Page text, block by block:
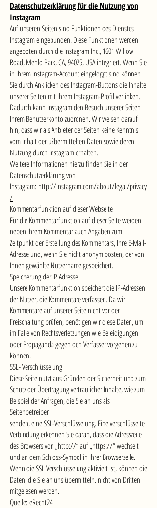
Datenschutzerklärung für die Nutzung von
Instagram
Auf unseren Seiten sind Funktionen des Dienstes
Instagram eingebunden. Diese Funktionen werden
angeboten durch die Instagram Inc., 1601 Willow
Road, Menlo Park, CA, 94025, USA integriert. Wenn Sie
in Ihrem Instagram-Account eingeloggt sind können
Sie durch Anklicken des Instagram-Buttons die Inhalte
unserer Seiten mit Ihrem Instagram-Profil verlinken.
Dadurch kann Instagram den Besuch unserer Seiten
Ihrem Benutzerkonto zuordnen. Wir weisen darauf
hin, dass wir als Anbieter der Seiten keine Kenntnis
vom Inhalt der u?bermittelten Daten sowie deren
Nutzung durch Instagram erhalten.
Weitere Informationen hierzu finden Sie in der
Datenschutzerklärung von
Instagram: http://instagram.com/about/legal/privacy
/
Kommentarfunktion auf dieser Webseite
Für die Kommentarfunktion auf dieser Seite werden
neben Ihrem Kommentar auch Angaben zum
Zeitpunkt der Erstellung des Kommentars, Ihre E-Mail-
Adresse und, wenn Sie nicht anonym posten, der von
Ihnen gewählte Nutzername gespeichert.
Speicherung der IP Adresse
Unsere Kommentarfunktion speichert die IP-Adressen
der Nutzer, die Kommentare verfassen. Da wir
Kommentare auf unserer Seite nicht vor der
Freischaltung prüfen, benötigen wir diese Daten, um
im Falle von Rechtsverletzungen wie Beleidigungen
oder Propaganda gegen den Verfasser vorgehen zu
können.
SSL- Verschlüsselung
Diese Seite nutzt aus Gründen der Sicherheit und zum
Schutz der Übertragung vertraulicher Inhalte, wie zum
Beispiel der Anfragen, die Sie an uns als
Seitenbetreiber
senden, eine SSL-Verschlüsselung. Eine verschlüsselte
Verbindung erkennen Sie daran, dass die Adresszeile
des Browsers von „http://“ auf „https://“ wechselt
und an dem Schloss-Symbol in Ihrer Browserzeile.
Wenn die SSL Verschlüsselung aktiviert ist, können die
Daten, die Sie an uns übermitteln, nicht von Dritten
mitgelesen werden.
Quelle:eRecht24